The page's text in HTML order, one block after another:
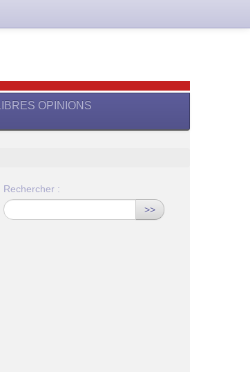
LIBRES OPINIONS
Rechercher :
>>